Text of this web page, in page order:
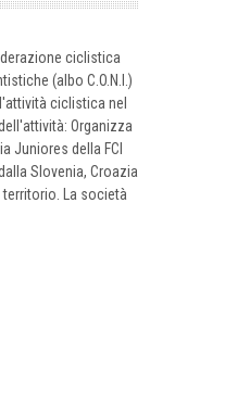
ciclistica
(albo C.O.N.I.)
ciclistica nel
Organizza
Juniores della FCI
Slovenia, Croazia
La società